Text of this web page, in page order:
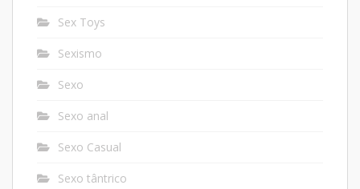
Sex Toys
Sexismo
Sexo
Sexo anal
Sexo Casual
Sexo tântrico